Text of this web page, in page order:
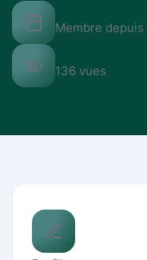
Membre depuis
136 vues